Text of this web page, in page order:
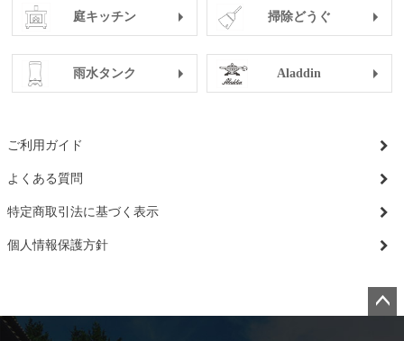
庭キッチン 掃除どうぐ
雨水タンク Aladdin
ご利用ガイド
よくある質問
特定商取引法に基づく表示
個人情報保護方針